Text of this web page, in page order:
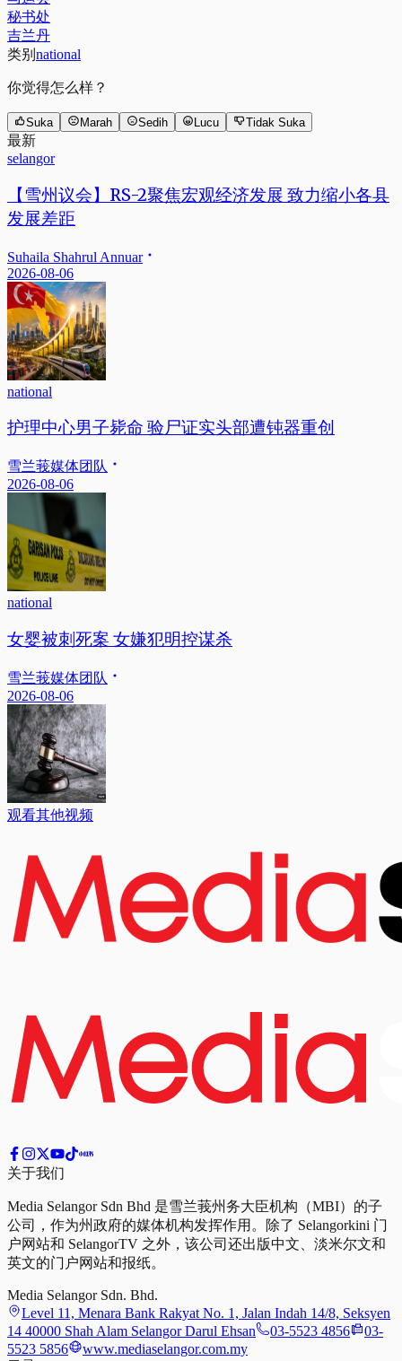
秘书处
吉兰丹
类别 national
你觉得怎么样？
Suka Marah Sedih Lucu Tidak Suka
最新
selangor
【雪州议会】RS-2聚焦宏观经济发展 致力缩小各县
发展差距
Suhaila Shahrul Annuar
2026-08-06
national
护理中心男子毙命 验尸证实头部遭钝器重创
雪兰莪媒体团队
2026-08-06
national
女婴被刺死案 女嫌犯明控谋杀
雪兰莪媒体团队
2026-08-06
观看其他视频
关于我们
Media Selangor Sdn Bhd 是雪兰莪州务大臣机构（MBI）的子
公司，作为州政府的媒体机构发挥作用。除了 Selangorkini 门
户网站和 SelangorTV 之外，该公司还出版中文、淡米尔文和
英文的门户网站和报纸。
Media Selangor Sdn. Bhd.
Level 11, Menara Bank Rakyat No. 1, Jalan Indah 14/8, Seksyen
14 40000 Shah Alam Selangor Darul Ehsan
03-5523 4856
03-
5523 5856
www.mediaselangor.com.my